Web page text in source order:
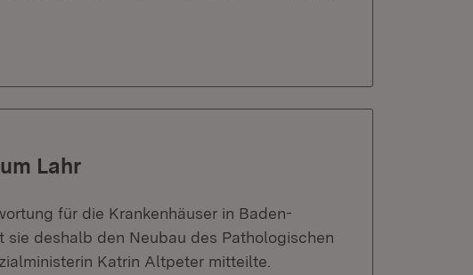
Lahr
für die Krankenhäuser in Baden-
deshalb den Neubau des Pathologischen
Katrin Altpeter mitteilte.